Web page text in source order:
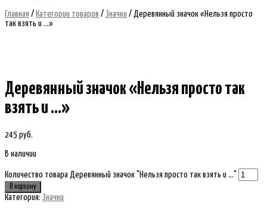
Главная / Категории товаров / Значки / Деревянный значок «Нельзя просто
так взять и …»
Деревянный значок «Нельзя просто так
взять и …»
245 руб.
В наличии
Количество товара Деревянный значок "Нельзя просто так взять и ..."
В корзину
Категория: Значки